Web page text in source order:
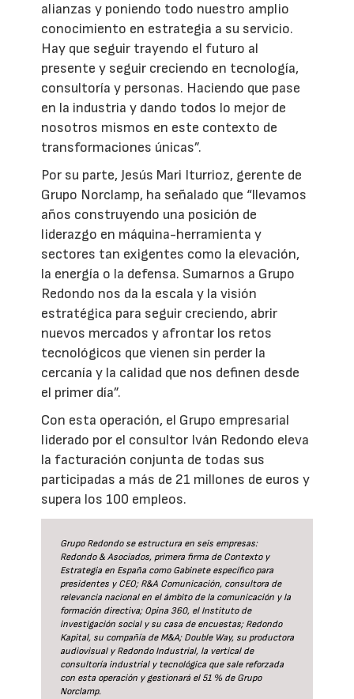
alianzas y poniendo todo nuestro amplio
conocimiento en estrategia a su servicio.
Hay que seguir trayendo el futuro al
presente y seguir creciendo en tecnología,
consultoría y personas. Haciendo que pase
en la industria y dando todos lo mejor de
nosotros mismos en este contexto de
transformaciones únicas”.
Por su parte, Jesús Mari Iturrioz, gerente de
Grupo Norclamp, ha señalado que “llevamos
años construyendo una posición de
liderazgo en máquina-herramienta y
sectores tan exigentes como la elevación,
la energía o la defensa. Sumarnos a Grupo
Redondo nos da la escala y la visión
estratégica para seguir creciendo, abrir
nuevos mercados y afrontar los retos
tecnológicos que vienen sin perder la
cercanía y la calidad que nos definen desde
el primer día”.
Con esta operación, el Grupo empresarial
liderado por el consultor Iván Redondo eleva
la facturación conjunta de todas sus
participadas a más de 21 millones de euros y
supera los 100 empleos.
Grupo Redondo se estructura en seis empresas:
Redondo & Asociados, primera firma de Contexto y
Estrategia en España como Gabinete específico para
presidentes y CEO; R&A Comunicación, consultora de
relevancia nacional en el ámbito de la comunicación y la
formación directiva; Opina 360, el Instituto de
investigación social y su casa de encuestas; Redondo
Kapital, su compañía de M&A; Double Way, su productora
audiovisual y Redondo Industrial, la vertical de
consultoría industrial y tecnológica que sale reforzada
con esta operación y gestionará el 51 % de Grupo
Norclamp.